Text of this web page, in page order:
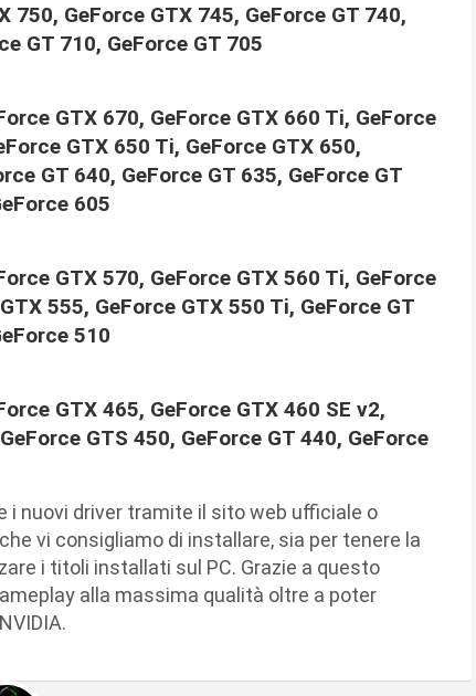
750, GeForce GTX 745, GeForce GT 740,
GT 710, GeForce GT 705
GTX 670, GeForce GTX 660 Ti, GeForce
GTX 650 Ti, GeForce GTX 650,
GT 640, GeForce GT 635, GeForce GT
605
GTX 570, GeForce GTX 560 Ti, GeForce
555, GeForce GTX 550 Ti, GeForce GT
510
GTX 465, GeForce GTX 460 SE v2,
GTS 450, GeForce GT 440, GeForce
i nuovi driver tramite il sito web ufficiale o
che vi consigliamo di installare, sia per tenere la
i titoli installati sul PC. Grazie a questo
alla massima qualità oltre a poter